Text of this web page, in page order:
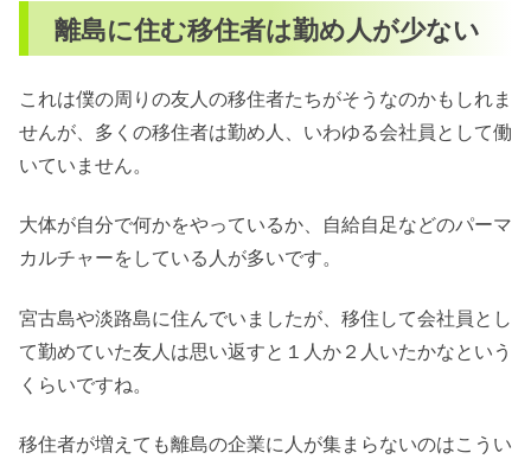
離島に住む移住者は勤め人が少ない
これは僕の周りの友人の移住者たちがそうなのかもしれま
せんが、多くの移住者は勤め人、いわゆる会社員として働
いていません。
大体が自分で何かをやっているか、自給自足などのパーマ
カルチャーをしている人が多いです。
宮古島や淡路島に住んでいましたが、移住して会社員とし
て勤めていた友人は思い返すと１人か２人いたかなという
くらいですね。
移住者が増えても離島の企業に人が集まらないのはこうい